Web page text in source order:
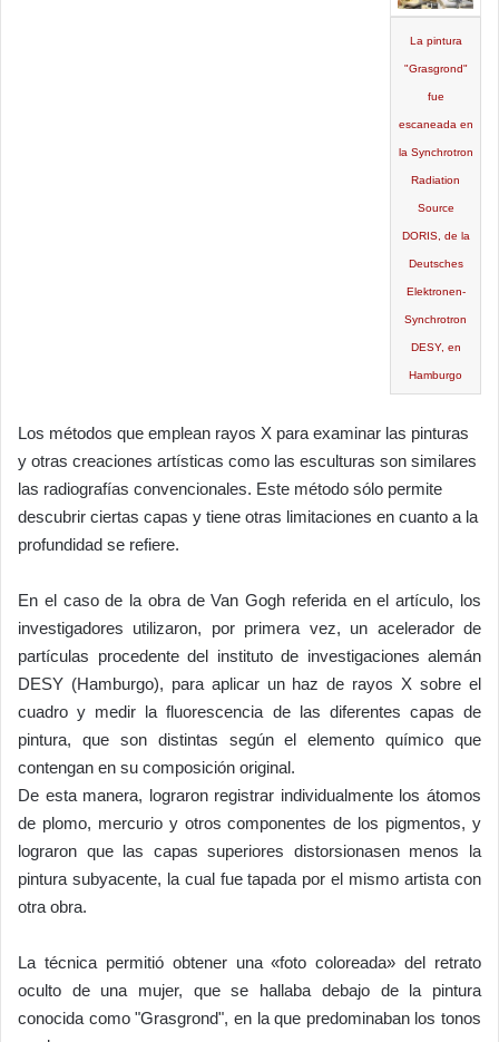
La pintura
"Grasgrond"
fue
escaneada en
la Synchrotron
Radiation
Source
DORIS, de la
Deutsches
Elektronen-
Synchrotron
DESY, en
Hamburgo
Los métodos que emplean rayos X para examinar las pinturas
y otras creaciones artísticas como las esculturas son similares
las radiografías convencionales. Este método sólo permite
descubrir ciertas capas y tiene otras limitaciones en cuanto a la
profundidad se refiere.
En el caso de la obra de Van Gogh referida en el artículo, los
investigadores utilizaron, por primera vez, un acelerador de
partículas procedente del instituto de investigaciones alemán
DESY (Hamburgo), para aplicar un haz de rayos X sobre el
cuadro y medir la fluorescencia de las diferentes capas de
pintura, que son distintas según el elemento químico que
contengan en su composición original.
De esta manera, lograron registrar individualmente los átomos
de plomo, mercurio y otros componentes de los pigmentos, y
lograron que las capas superiores distorsionasen menos la
pintura subyacente, la cual fue tapada por el mismo artista con
otra obra.
La técnica permitió obtener una «foto coloreada» del retrato
oculto de una mujer, que se hallaba debajo de la pintura
conocida como "Grasgrond", en la que predominaban los tonos